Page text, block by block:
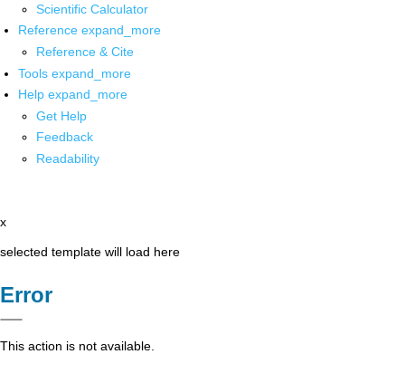
Scientific Calculator
Reference expand_more
Reference & Cite
Tools expand_more
Help expand_more
Get Help
Feedback
Readability
x
selected template will load here
Error
This action is not available.